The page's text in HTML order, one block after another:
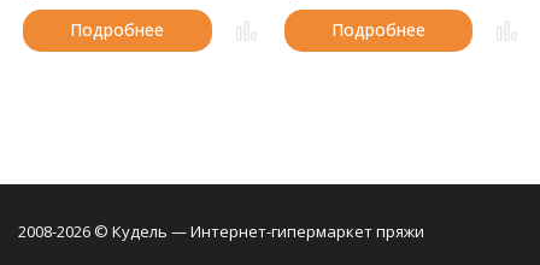
Подробнее Подробнее
2008-2026 © Кудель — Интернет-гипермаркет пряжи